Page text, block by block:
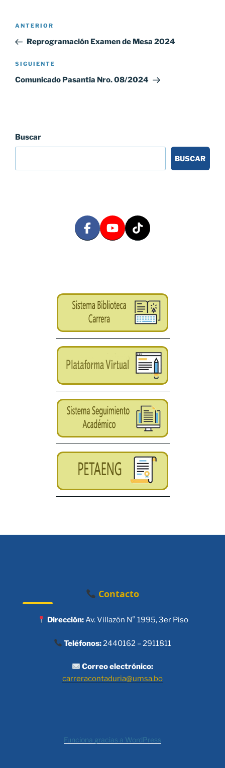
Navegación
entradas
Entrada
anterior:
ANTERIOR
Reprogramación Examen de Mesa 2024
Siguiente
entrada
SIGUIENTE
Comunicado Pasantía Nro. 08/2024
Buscar
BUSCAR
Contacto
Dirección:Av. Villazón N° 1995, 3er Piso
Teléfonos:2440162 – 2911811
Correo electrónico:
carreracontaduria@umsa.bo
Funciona gracias a WordPress